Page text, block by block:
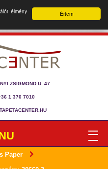
Értem
élmény
ZSIGMOND U. 47.
1 370 7010
Paper